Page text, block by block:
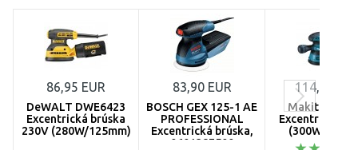
86,95 EUR
DeWALT DWE6423
Excentrická brúska
230V (280W/125mm)
83,90 EUR
BOSCH GEX 125-1 AE
PROFESSIONAL
Excentrická brúska,
0601387500
114,45
Makita
Excentrická
(300W/